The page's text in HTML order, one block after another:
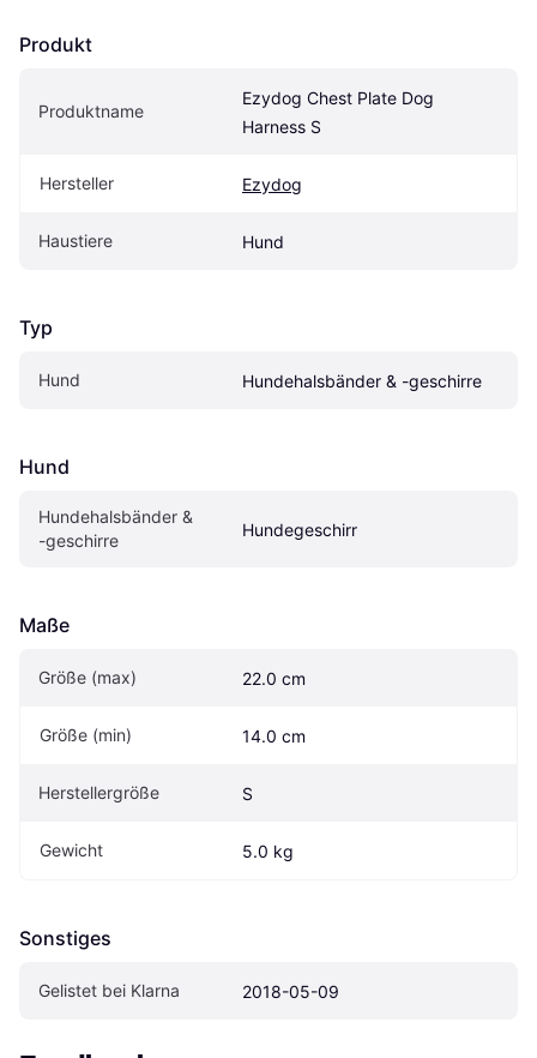
Produkt
Produktname
Ezydog Chest Plate Dog
Harness S
Hersteller Ezydog
Haustiere Hund
Typ
Hund Hundehalsbänder & -geschirre
Hund
Hundehalsbänder &
-geschirre
Hundegeschirr
Maße
Größe (max) 22.0 cm
Größe (min) 14.0 cm
Herstellergröße S
Gewicht 5.0 kg
Sonstiges
Gelistet bei Klarna 2018-05-09